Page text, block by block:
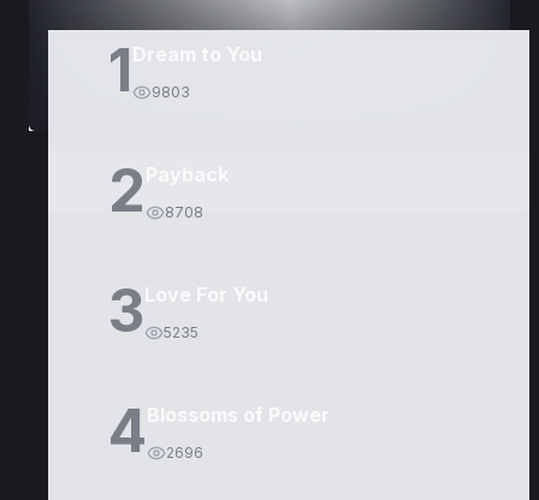
1 9803
2 8708
3Love For You
5235
4Blossoms of Power
2696